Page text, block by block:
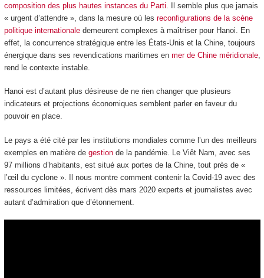
composition des plus hautes instances du Parti . Il semble plus que jamais
« urgent d’attendre », dans la mesure où les reconfigurations de la scène
politique internationaledemeurent complexes à maîtriser pour Hanoi. En
effet, la concurrence stratégique entre les États-Unis et la Chine, toujours
énergique dans ses revendications maritimes en mer de Chine méridionale,
rend le contexte instable.
Hanoi est d’autant plus désireuse de ne rien changer que plusieurs
indicateurs et projections économiques semblent parler en faveur du
pouvoir en place.
Le pays a été cité par les institutions mondiales comme l’un des meilleurs
exemples en matière de gestionde la pandémie. Le Viêt Nam, avec ses
97 millions d’habitants, est situé aux portes de la Chine, tout près de «
l’œil du cyclone ». Il nous montre comment contenir la Covid-19 avec des
ressources limitées, écrivent dès mars 2020 experts et journalistes avec
autant d’admiration que d’étonnement.